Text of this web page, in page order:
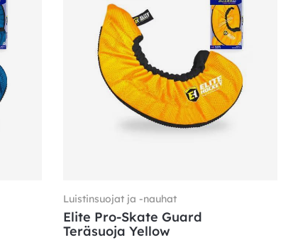
Luistinsuojat ja -nauhat
Elite Pro-Skate Guard
Teräsuoja Yellow